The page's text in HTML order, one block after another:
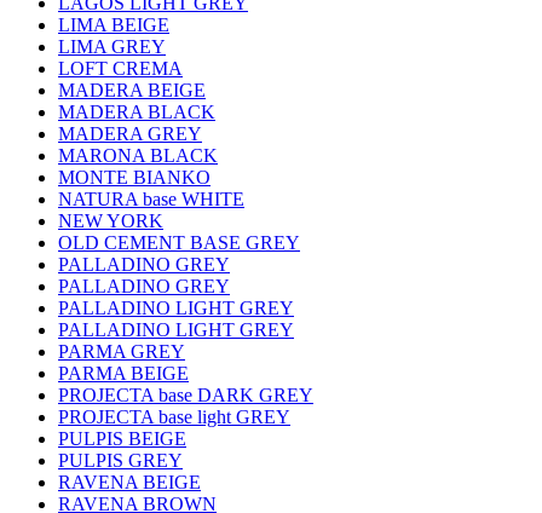
LIMA BEIGE
LIMA GREY
LOFT CREMA
MADERA BEIGE
MADERA BLACK
MADERA GREY
MARONA BLACK
MONTE BIANKO
NATURA base WHITE
NEW YORK
OLD CEMENT BASE GREY
PALLADINO GREY
PALLADINO GREY
PALLADINO LIGHT GREY
PALLADINO LIGHT GREY
PARMA GREY
PARMA BEIGE
PROJECTA base DARK GREY
PROJECTA base light GREY
PULPIS BEIGE
PULPIS GREY
RAVENA BEIGE
RAVENA BROWN